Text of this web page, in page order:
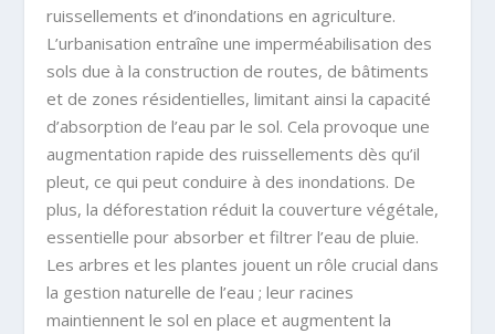
ruissellements et d’inondations en agriculture.
L’urbanisation entraîne une imperméabilisation des
sols due à la construction de routes, de bâtiments
et de zones résidentielles, limitant ainsi la capacité
d’absorption de l’eau par le sol. Cela provoque une
augmentation rapide des ruissellements dès qu’il
pleut, ce qui peut conduire à des inondations. De
plus, la déforestation réduit la couverture végétale,
essentielle pour absorber et filtrer l’eau de pluie.
Les arbres et les plantes jouent un rôle crucial dans
la gestion naturelle de l’eau ; leur racines
maintiennent le sol en place et augmentent la